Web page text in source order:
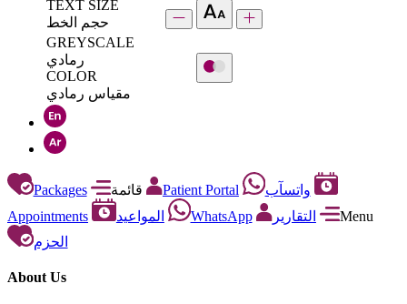
TEXT SIZE
حجم الخط
GREYSCALE
رمادي
COLOR
مقياس رمادي
Packages Patient Portal
واتسآب
Appointments
المواعيد WhatsApp التقارير
Menu
الحزم
About Us